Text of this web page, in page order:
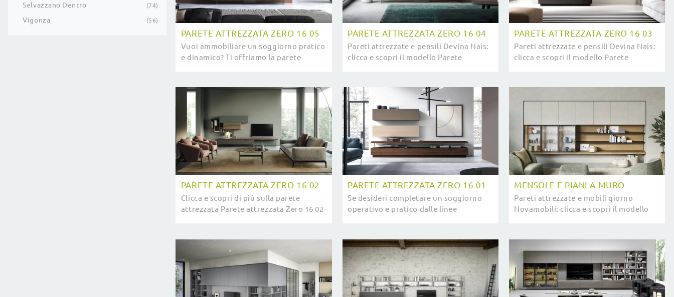
Selvazzano Dentro 74
Vigonza 56
PARETE ATTREZZATA ZERO 16 05
Vuoi ammobiliare un soggiorno pratico
e dinamico? Ti offriamo la parete
PARETE ATTREZZATA ZERO 16 04
Pareti attrezzate e pensili Devina Nais:
clicca e scopri il modello Parete
PARETE ATTREZZATA ZERO 16 03
Pareti attrezzate e pensili Devina Nais:
clicca e scopri il modello Parete
PARETE ATTREZZATA ZERO 16 02
Clicca e scopri di più sulla parete
attrezzata Parete attrezzata Zero 16 02
PARETE ATTREZZATA ZERO 16 01
Se desideri completare un soggiorno
operativo e pratico dalle linee
Devina ...
MENSOLE E PIANI A MURO
Pareti attrezzate e mobili giorno
Novamobili: clicca e scopri il modello
tipo.